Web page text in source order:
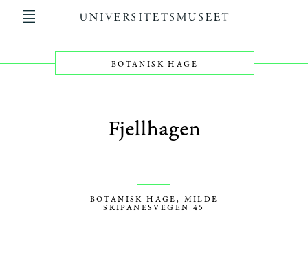
hovedinnhold
Main BOTANISK HAGE
Fjellhagen
BOTANISK HAGE, MILDE
SKIPANESVEGEN 45